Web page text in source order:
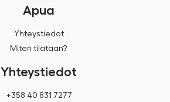
Apua
Yhteystiedot
Miten tilataan?
Yhteystiedot
+358 40 831 7277